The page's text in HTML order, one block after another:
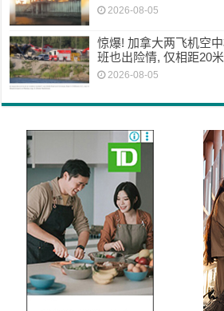
2026-08-05
惊爆! 加拿大两飞机空
班也出险情, 仅相距20米
2026-08-05